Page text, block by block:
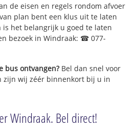
de eisen en regels rondom afvoer
plan bent een klus uit te laten
het belangrijk u goed te laten
bezoek in Windraak: ☎ 077-
bus ontvangen?Bel dan snel voor
zijn wij zéér binnenkort bij u in
Windraak. Bel direct!